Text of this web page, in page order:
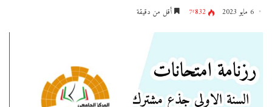
6 مايو 2023 7٬832 أقل من دقيقة